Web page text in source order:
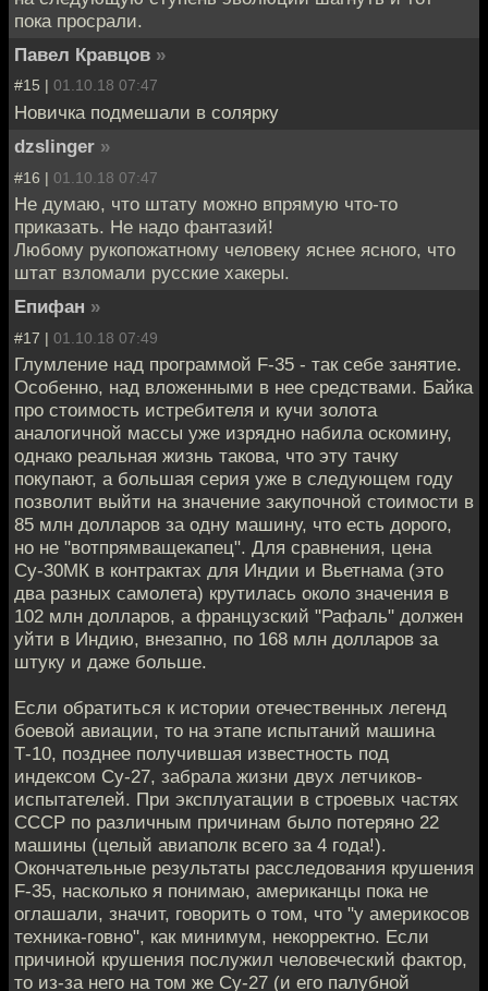
пока просрали.
Павел Кравцов »
#15 | 01.10.18 07:47
Новичка подмешали в солярку
dzslinger »
#16 | 01.10.18 07:47
Не думаю, что штату можно впрямую что-то
приказать. Не надо фантазий!
Любому рукопожатному человеку яснее ясного, что
штат взломали русские хакеры.
Епифан »
#17 | 01.10.18 07:49
Глумление над программой F-35 - так себе занятие.
Особенно, над вложенными в нее средствами. Байка
про стоимость истребителя и кучи золота
аналогичной массы уже изрядно набила оскомину,
однако реальная жизнь такова, что эту тачку
покупают, а большая серия уже в следующем году
позволит выйти на значение закупочной стоимости в
85 млн долларов за одну машину, что есть дорого,
но не "вотпрямващекапец". Для сравнения, цена
Су-30МК в контрактах для Индии и Вьетнама (это
два разных самолета) крутилась около значения в
102 млн долларов, а французский "Рафаль" должен
уйти в Индию, внезапно, по 168 млн долларов за
штуку и даже больше.
Если обратиться к истории отечественных легенд
боевой авиации, то на этапе испытаний машина
Т-10, позднее получившая известность под
индексом Су-27, забрала жизни двух летчиков-
испытателей. При эксплуатации в строевых частях
СССР по различным причинам было потеряно 22
машины (целый авиаполк всего за 4 года!).
Окончательные результаты расследования крушения
F-35, насколько я понимаю, американцы пока не
оглашали, значит, говорить о том, что "у америкосов
техника-говно", как минимум, некорректно. Если
причиной крушения послужил человеческий фактор,
то из-за него на том же Су-27 (и его палубной